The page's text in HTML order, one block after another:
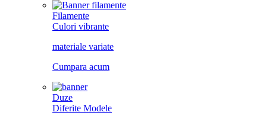
Filamente
Culori vibrante
materiale variate
Cumpara acum
Duze
Diferite Modele